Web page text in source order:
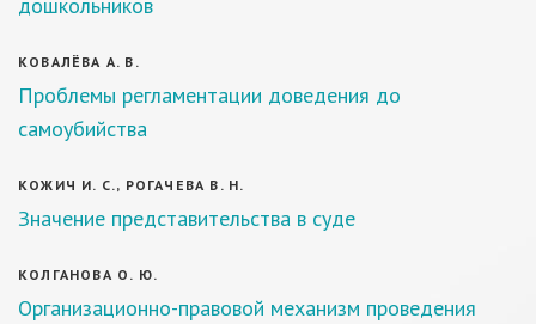
КОВАЛЁВА А. В.
Проблемы регламентации доведения до
самоубийства
КОЖИЧ И. С., РОГАЧЕВА В. Н.
Значение представительства в суде
КОЛГАНОВА О. Ю.
Организационно-правовой механизм проведения